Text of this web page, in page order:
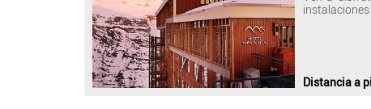
instalaciones
Distancia a